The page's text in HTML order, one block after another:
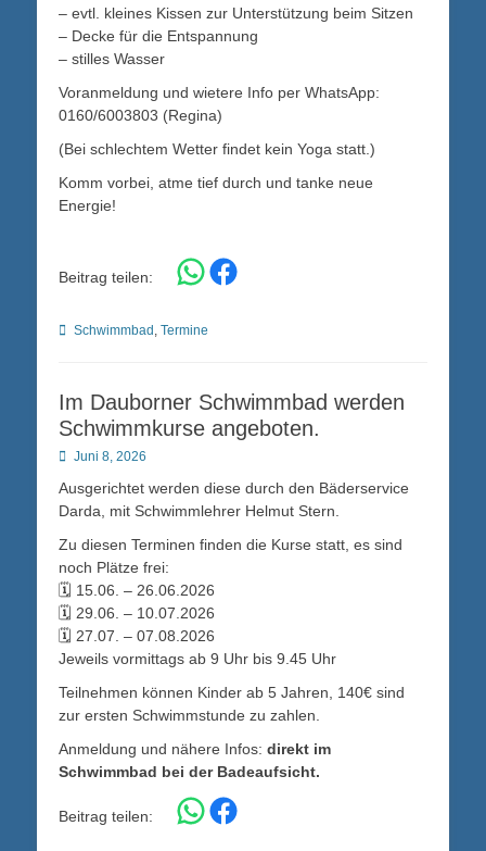
– evtl. kleines Kissen zur Unterstützung beim Sitzen
– Decke für die Entspannung
– stilles Wasser
Voranmeldung und wietere Info per WhatsApp:
0160/6003803 (Regina)
(Bei schlechtem Wetter findet kein Yoga statt.)
Komm vorbei, atme tief durch und tanke neue
Energie!
Beitrag teilen: Share on WhatsApp
Share on Facebook
Kategorien
Schwimmbad , Termine
Im Dauborner Schwimmbad werden
Schwimmkurse angeboten.
Posted
Juni 8, 2026
Ausgerichtet werden diese durch den Bäderservice
Darda, mit Schwimmlehrer Helmut Stern.
Zu diesen Terminen finden die Kurse statt, es sind
noch Plätze frei:
🗓️ 15.06. – 26.06.2026
🗓️ 29.06. – 10.07.2026
🗓️ 27.07. – 07.08.2026
Jeweils vormittags ab 9 Uhr bis 9.45 Uhr
Teilnehmen können Kinder ab 5 Jahren, 140€ sind
zur ersten Schwimmstunde zu zahlen.
Anmeldung und nähere Infos: direkt im
Schwimmbad bei der Badeaufsicht.
Beitrag teilen: Share on WhatsApp
Share on Facebook